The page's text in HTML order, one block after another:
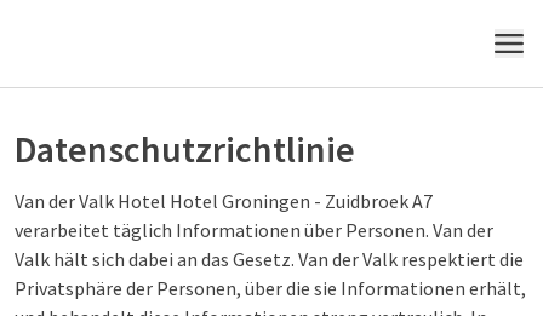
MENÜ
Datenschutzrichtlinie
Van der Valk Hotel Hotel Groningen - Zuidbroek A7
verarbeitet täglich Informationen über Personen. Van der
Valk hält sich dabei an das Gesetz. Van der Valk respektiert die
Privatsphäre der Personen, über die sie Informationen erhält,